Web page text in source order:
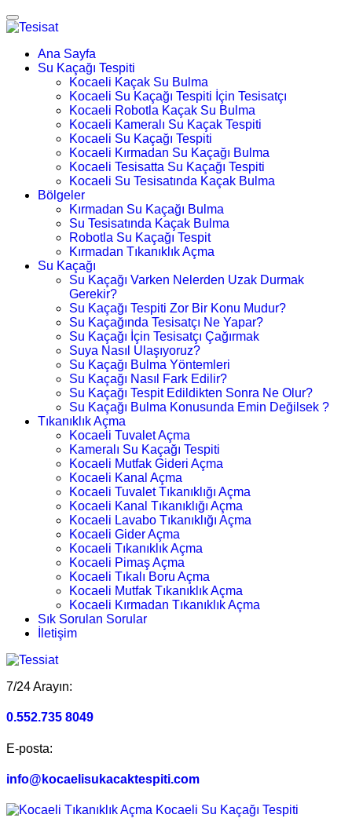
Ana Sayfa
Su Kaçağı Tespiti
Kocaeli Kaçak Su Bulma
Kocaeli Su Kaçağı Tespiti İçin Tesisatçı
Kocaeli Robotla Kaçak Su Bulma
Kocaeli Kameralı Su Kaçak Tespiti
Kocaeli Su Kaçağı Tespiti
Kocaeli Kırmadan Su Kaçağı Bulma
Kocaeli Tesisatta Su Kaçağı Tespiti
Kocaeli Su Tesisatında Kaçak Bulma
Bölgeler
Kırmadan Su Kaçağı Bulma
Su Tesisatında Kaçak Bulma
Robotla Su Kaçağı Tespit
Kırmadan Tıkanıklık Açma
Su Kaçağı
Su Kaçağı Varken Nelerden Uzak Durmak
Gerekir?
Su Kaçağı Tespiti Zor Bir Konu Mudur?
Su Kaçağında Tesisatçı Ne Yapar?
Su Kaçağı İçin Tesisatçı Çağırmak
Suya Nasıl Ulaşıyoruz?
Su Kaçağı Bulma Yöntemleri
Su Kaçağı Nasıl Fark Edilir?
Su Kaçağı Tespit Edildikten Sonra Ne Olur?
Su Kaçağı Bulma Konusunda Emin Değilsek ?
Tıkanıklık Açma
Kocaeli Tuvalet Açma
Kameralı Su Kaçağı Tespiti
Kocaeli Mutfak Gideri Açma
Kocaeli Kanal Açma
Kocaeli Tuvalet Tıkanıklığı Açma
Kocaeli Kanal Tıkanıklığı Açma
Kocaeli Lavabo Tıkanıklığı Açma
Kocaeli Gider Açma
Kocaeli Tıkanıklık Açma
Kocaeli Pimaş Açma
Kocaeli Tıkalı Boru Açma
Kocaeli Mutfak Tıkanıklık Açma
Kocaeli Kırmadan Tıkanıklık Açma
Sık Sorulan Sorular
İletişim
7/24 Arayın:
0.552.735 8049
E-posta:
info@kocaelisukacaktespiti.com